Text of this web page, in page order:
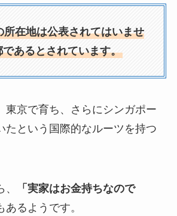
所在地は公表されてはいませ
あるとされています。
東京で育ち、さらにシンガポー
たという国際的なルーツを持つ
「実家はお金持ちなので
あるようです。